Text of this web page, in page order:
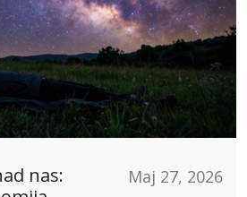
nas:
Maj 27, 2026